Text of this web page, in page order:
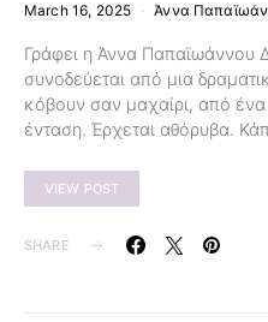
March 16, 2025 Άννα
Γράφει η Άννα Παπαϊωάννου
συνοδεύεται από μια
κόβουν σαν μαχαίρι, από
ένταση. Έρχεται αθόρυβα.
VIEW POST
SHARE